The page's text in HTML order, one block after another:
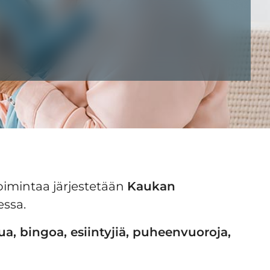
järjestetään Kaukan
bingoa, esiintyjiä, puheenvuoroja,